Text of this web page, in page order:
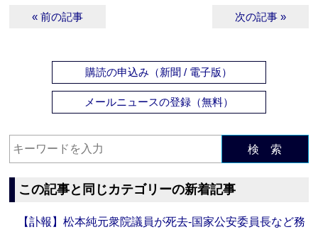
« 前の記事 次の記事 »
購読の申込み（新聞 / 電子版）
メールニュースの登録（無料）
検 索
この記事と同じカテゴリーの新着記事
【訃報】松本純元衆院議員が死去‐国家公安委員長など務